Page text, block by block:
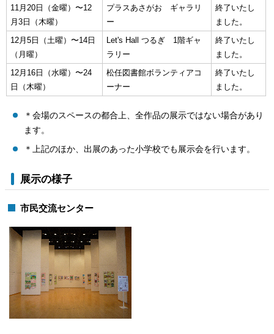
11月20日（金曜）〜12
月3日（木曜）
プラスあさがお ギャラリ
ー
終了いたし
ました。
12月5日（土曜）〜14日
（月曜）
Let's Hall つるぎ 1階ギャ
ラリー
終了いたし
ました。
12月16日（水曜）〜24
日（木曜）
松任図書館ボランティアコ
ーナー
終了いたし
ました。
＊会場のスペースの都合上、全作品の展示ではない場合があり
ます。
＊上記のほか、出展のあった小学校でも展示会を行います。
展示の様子
市民交流センター